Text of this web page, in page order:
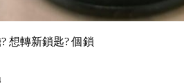
想轉新鎖匙? 個鎖